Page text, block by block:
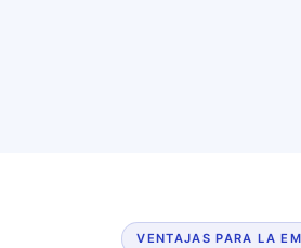
VENTAJAS PARA LA